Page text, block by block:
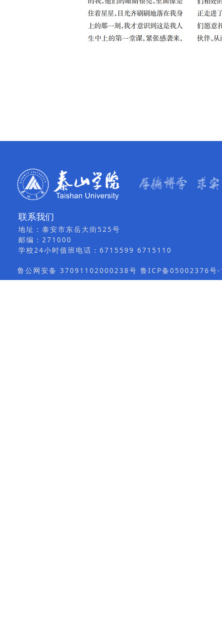
联系我们
地址：泰安市东岳大街525号
邮编：271000
学校24小时值班电话：6715599 6715110
鲁公网安备 37091102000238号 鲁ICP备05002376号